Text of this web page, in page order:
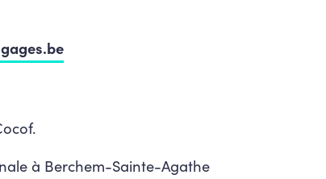
à Berchem-Sainte-Agathe